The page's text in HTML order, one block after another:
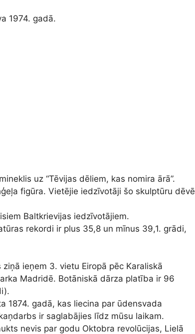
1974. gadā.
uz “Tēvijas dēliem, kas nomira ārā”.
figūra. Vietējie iedzīvotāji šo skulptūru dēvē
Baltkrievijas iedzīvotājiem.
rekordi ir plus 35,8 un mīnus 39,1. grādi,
ieņem 3. vietu Eiropā pēc Karaliskā
Madridē. Botāniskā dārza platība ir 96
1874. gadā, kas liecina par ūdensvada
ir saglabājies līdz mūsu laikam.
nevis par godu Oktobra revolūcijas, Lielā